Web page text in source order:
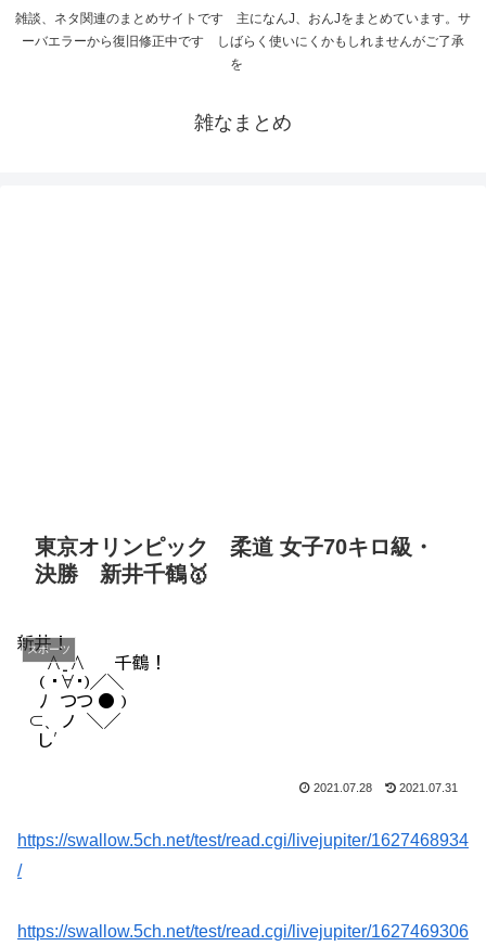
雑談、ネタ関連のまとめサイトです 主になんJ、おんJをまとめています。サ
ーバエラーから復旧修正中です しばらく使いにくかもしれませんがご了承
を
雑なまとめ
東京オリンピック 柔道 女子70キロ級・
決勝 新井千鶴🥇
スポーツ
2021.07.28 2021.07.31
https://swallow.5ch.net/test/read.cgi/livejupiter/1627468934
/
https://swallow.5ch.net/test/read.cgi/livejupiter/1627469306